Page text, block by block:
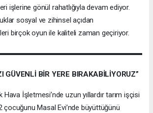
işlerine gönül rahatlığıyla devam ediyor.
sosyal ve zihinsel açıdan
birçok oyun ile kaliteli zaman geçiriyor.
GÜVENLİ BİR YERE BIRAKABİLİYORUZ”
İşletmesi’nde uzun yıllardır tarım işçisi
çocuğunu Masal Evi’nde büyüttüğünü